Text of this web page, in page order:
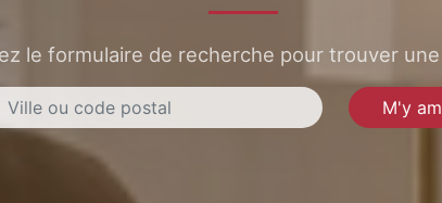
le formulaire de recherche pour trouver
M'y